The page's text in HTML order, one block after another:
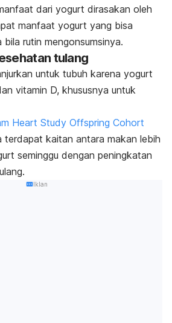
dari yogurt dirasakan oleh
manfaat yogurt yang bisa
rutin mengonsumsinya.
tulang
untuk tubuh karena yogurt
vitamin D, khususnya untuk
Heart Study Offspring Cohort
terdapat kaitan antara makan lebih
seminggu dengan peningkatan
Iklan